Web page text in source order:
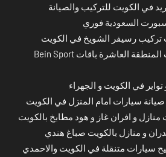
في الكويت للتركيب والصيانة
السعودية فوري
رسيفر الشويخ في الكويت
اشتراك بي ان سبورت المنطقة العاشرة باقات Bein Sport
في الكويت و الجهراء
سيارات امام المنزل في الكويت
و افران غاز و هود مطابخ بالكويت
و منازل بالكويت صباغ هندي
سيارات متنقلة في الكويت والاحمدي